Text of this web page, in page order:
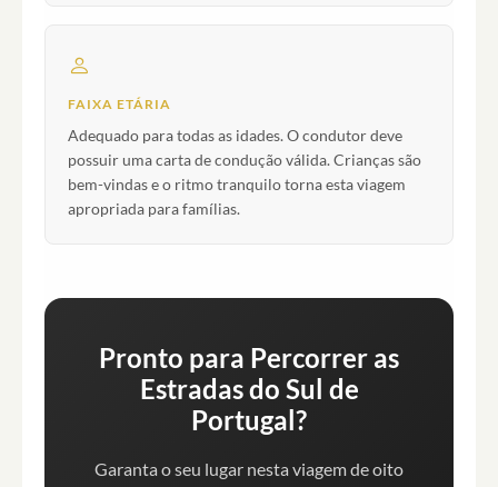
FAIXA ETÁRIA
Adequado para todas as idades. O condutor deve
possuir uma carta de condução válida. Crianças são
bem-vindas e o ritmo tranquilo torna esta viagem
apropriada para famílias.
Pronto para Percorrer as
Estradas do Sul de
Portugal?
Garanta o seu lugar nesta viagem de oito